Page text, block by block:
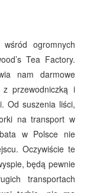
ogromnych
Tea Factory.
nam darmowe
przewodniczką i
Od suszenia liści,
na transport w
w Polsce nie
Oczywiście te
będą pewnie
transportach